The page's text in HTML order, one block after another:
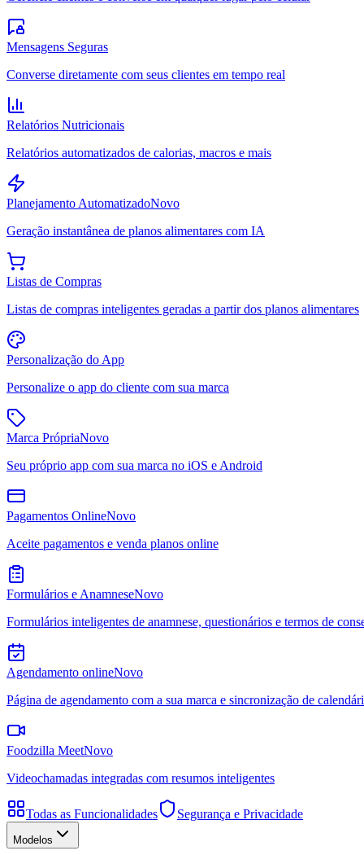
Mensagens Seguras
Converse diretamente com seus clientes em tempo real
Relatórios Nutricionais
Relatórios automatizados de calorias, macros e mais
Planejamento AutomatizadoNovo
Geração instantânea de planos alimentares com IA
Listas de Compras
Listas de compras inteligentes geradas a partir dos planos alimentares
Personalização do App
Personalize o app do cliente com sua marca
Marca PrópriaNovo
Seu próprio app com sua marca no iOS e Android
Pagamentos OnlineNovo
Aceite pagamentos e venda planos online
Formulários e AnamneseNovo
Formulários inteligentes de anamnese, questionários e termos de
Agendamento onlineNovo
Página de agendamento com a sua marca e sincronização de
Foodzilla MeetNovo
Videochamadas integradas com resumos inteligentes
Todas as Funcionalidades Segurança e Privacidade
Modelos